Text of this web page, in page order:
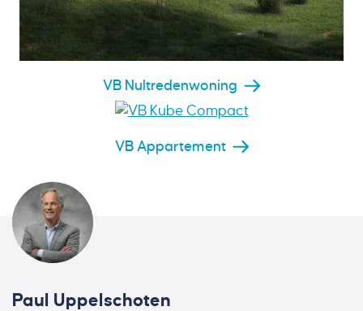
VB Nultredenwoning
VB Appartement
Paul Uppelschoten